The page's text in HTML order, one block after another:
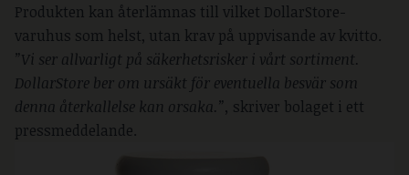
Produkten kan återlämnas till vilket DollarStore-
varuhus som helst, utan krav på uppvisande av kvitto.
”Vi ser allvarligt på säkerhetsrisker i vårt sortiment.
DollarStore ber om ursäkt för eventuella besvär som
denna återkallelse kan orsaka.”, skriver bolaget i ett
pressmeddelande.